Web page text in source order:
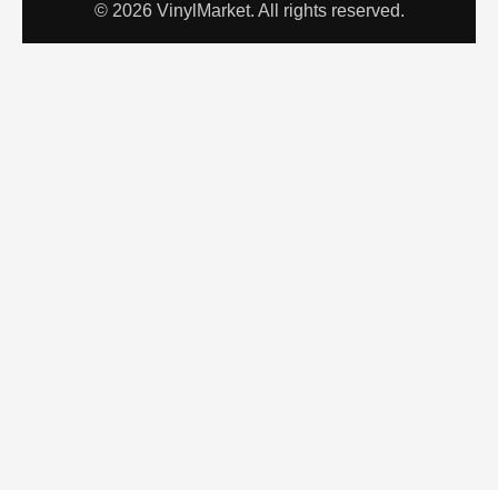
© 2026 VinylMarket. All rights reserved.